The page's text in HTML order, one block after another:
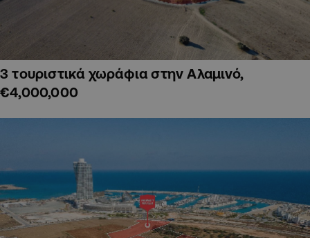
3 τουριστικά χωράφια στην Αλαμινό,
€4,000,000